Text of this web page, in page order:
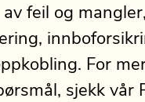
feil og mangler,
For
sjekk vår